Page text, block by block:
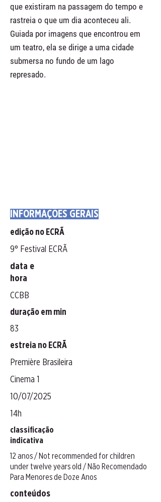
que existiram na passagem do tempo e
rastreia o que um dia aconteceu ali.
Guiada por imagens que encontrou em
um teatro, ela se dirige a uma cidade
submersa no fundo de um lago
represado.
INFORMAÇÕES GERAIS
edição no ECRÃ
9° Festival ECRÃ
data e
hora
CCBB
duração em min
83
estreia no ECRÃ
Première Brasileira
Cinema 1
10/07/2025
14h
classificação
indicativa
12 anos / Not recommended for children
under twelve years old / Não Recomendado
Para Menores de Doze Anos
conteúdos